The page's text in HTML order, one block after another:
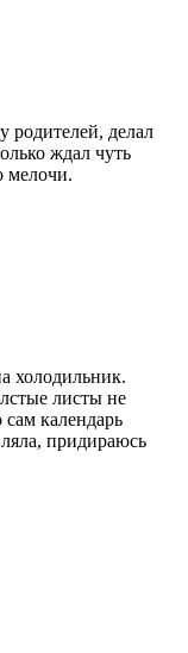
родителей, делал
ждал чуть
мелочи.
холодильник.
листы не
сам календарь
придираюсь